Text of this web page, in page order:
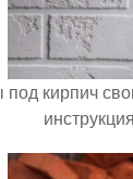
под кирпич
инструкция